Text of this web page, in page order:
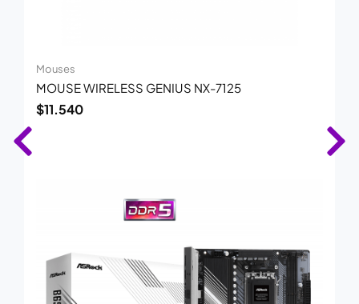
Mouses
MOUSE WIRELESS GENIUS NX-7125
$11.540